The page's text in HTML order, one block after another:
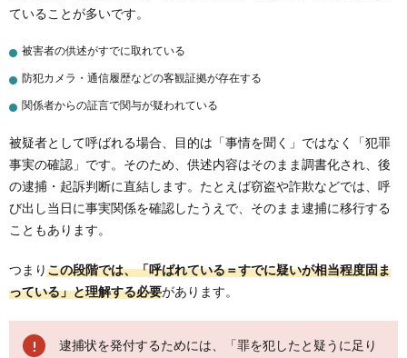
ていることが多いです。
被害者の供述がすでに取れている
防犯カメラ・通信履歴などの客観証拠が存在する
関係者からの証言で関与が疑われている
被疑者として呼ばれる場合、目的は「事情を聞く」ではなく「犯罪
事実の確認」です。そのため、供述内容はそのまま調書化され、後
の逮捕・起訴判断に直結します。たとえば窃盗や詐欺などでは、呼
び出し当日に事実関係を確認したうえで、そのまま逮捕に移行する
こともあります。
つまりこの段階では、「呼ばれている＝すでに疑いが相当程度固ま
っている」と理解する必要があります。
逮捕状を発付するためには、「罪を犯したと疑うに足り